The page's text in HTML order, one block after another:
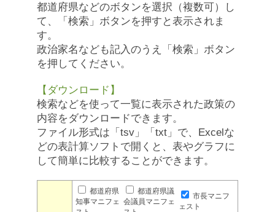
都道府県などのボタンを選択（複数可）し
て、「検索」ボタンを押すと表示されま
す。
政治家名なども記入のうえ「検索」ボタン
を押してください。
【ダウンロード】
検索などを使って一覧に表示された政策の
内容をダウンロードできます。
ファイル形式は「tsv」「txt」で、Excelな
どの表計算ソフトで開くと、表やグラフに
して簡単に比較することができます。
都道府県
知事マニフェ
都道府県議
会議員マニフェ
市長マニフ
ェスト